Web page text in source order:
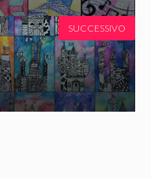
SUCCESSIVO